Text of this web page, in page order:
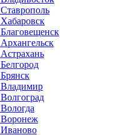
Ставрополь
Хабаровск
Благовещенск
Архангельск
Астрахань
Белгород
Брянск
Владимир
Волгоград
Вологда
Воронеж
Иваново